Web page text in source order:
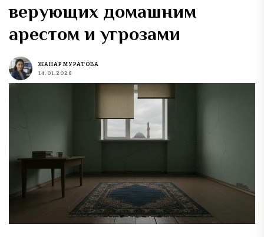
верующих домашним
арестом и угрозами
ЖАНАР МУРАТОВА
14.01.2026